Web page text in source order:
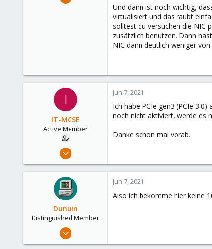
Und dann ist noch wichtig,
virtualisiert und das raubt
solltest du versuchen die NIC
zusätzlich benutzen. Dann
NIC dann deutlich weniger
I
IT-MCSE
Active Member
Nov 7, 2020
4
Jun 7, 2021
Ich habe PCIe gen3 (PCIe
noch nicht aktiviert, werde es
Danke schon mal vorab.
Dunuin
Distinguished Member
Jun 30, 2020
Jun 7, 2021
Also ich bekomme hier keine